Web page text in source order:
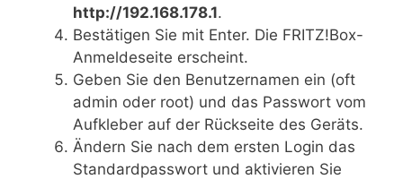
http://192.168.178.1.
Bestätigen Sie mit Enter. Die FRITZ!Box-
Anmeldeseite erscheint.
Geben Sie den Benutzernamen ein (oft
admin oder root) und das Passwort vom
Aufkleber auf der Rückseite des Geräts.
Ändern Sie nach dem ersten Login das
Standardpasswort und aktivieren Sie